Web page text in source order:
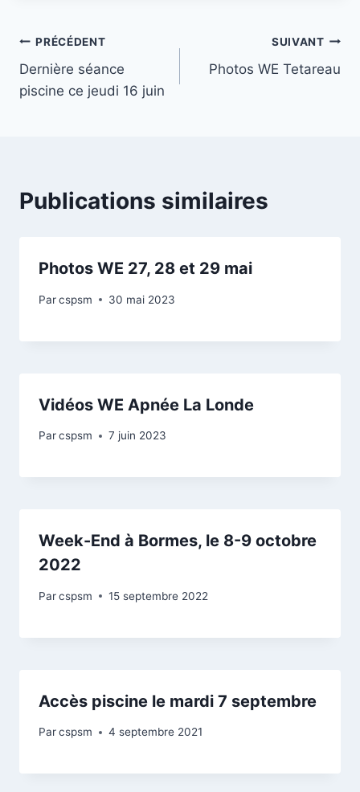
Navigation
de
PRÉCÉDENT
Dernière séance
piscine ce jeudi 16 juin
SUIVANT
Photos WE Tetareau
Publications similaires
Photos WE 27, 28 et 29 mai
Parcspsm 30 mai 2023
Vidéos WE Apnée La Londe
Parcspsm 7 juin 2023
Week-End à Bormes, le 8-9 octobre
2022
Parcspsm 15 septembre 2022
Accès piscine le mardi 7 septembre
Parcspsm 4 septembre 2021